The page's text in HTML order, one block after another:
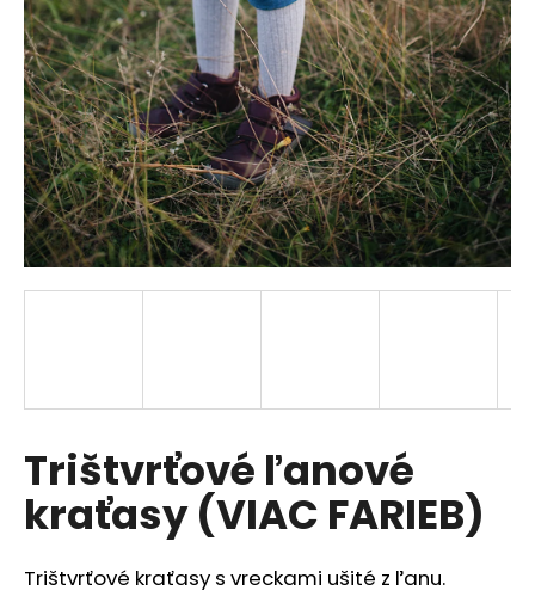
Trištvrťové ľanové
kraťasy (VIAC FARIEB)
Trištvrťové kraťasy s vreckami ušité z ľanu.
á
j
s
ť
?
d
o
r
ú
č
a
m